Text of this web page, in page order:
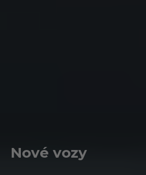
Nové vozy